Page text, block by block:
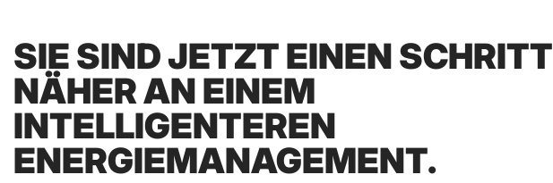
SIE SIND JETZT EINEN SCHRITT
NÄHER AN EINEM
INTELLIGENTEREN
ENERGIEMANAGEMENT.